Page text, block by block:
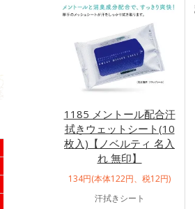
1185 メントール配合汗
拭きウェットシート(10
枚入)【ノベルティ 名入
れ 無印】
134円(本体122円、税12円)
汗拭きシート